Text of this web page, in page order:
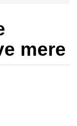
mere